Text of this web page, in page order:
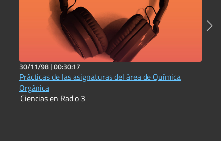
30/11/98 |00:30:17
Prácticas de las asignaturas del área de Química
Orgánica
Ciencias en Radio 3